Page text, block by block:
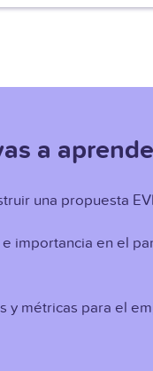
a
una propuesta
importancia en el
y métricas para el